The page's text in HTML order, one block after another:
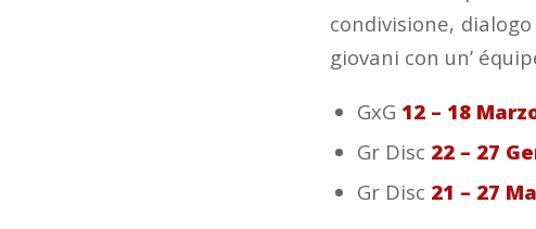
condivisione,
giovani con un’
GxG 12 – 18
Gr Disc 22 – 27
Gr Disc 21 – 27